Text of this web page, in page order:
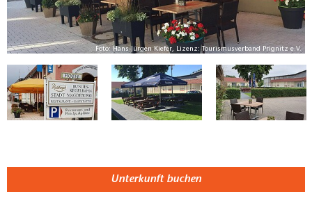
Foto: Hans-Jürgen Kiefer, Lizenz: Tourismusverband Prignitz e.V.
Unterkunft buchen